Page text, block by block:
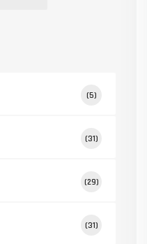
(5)
(31)
(29)
(31)